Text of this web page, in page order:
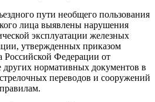
пути необщего пользования
лица выявлены нарушения
эксплуатации железных
утвержденных приказом
Российской Федерации от
нормативных документов в
переводов и сооружений